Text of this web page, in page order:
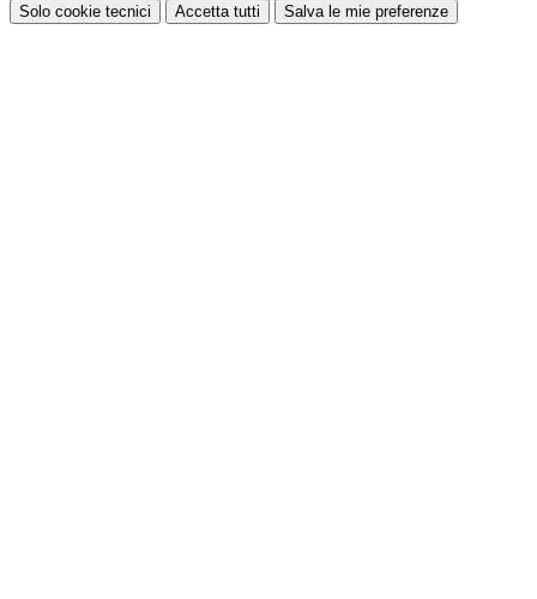
Solo cookie tecnici Accetta tutti Salva le mie preferenze